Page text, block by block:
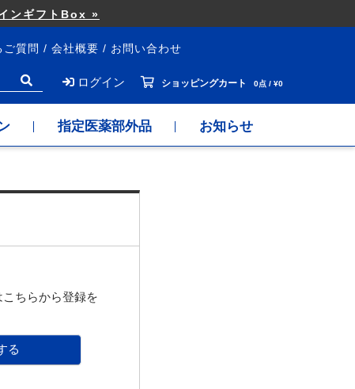
ンギフトBox »
ご質問 会社概要 お問い合わせ
ログイン ショッピングカート 0点 / ¥0
指定医薬部外品 お知らせ
ちらから登録を
る